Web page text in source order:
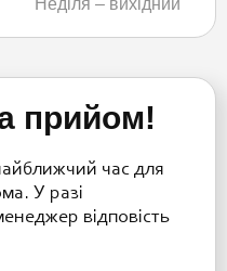
Неділя – вихідний
прийом!
час для
У разі
відповість